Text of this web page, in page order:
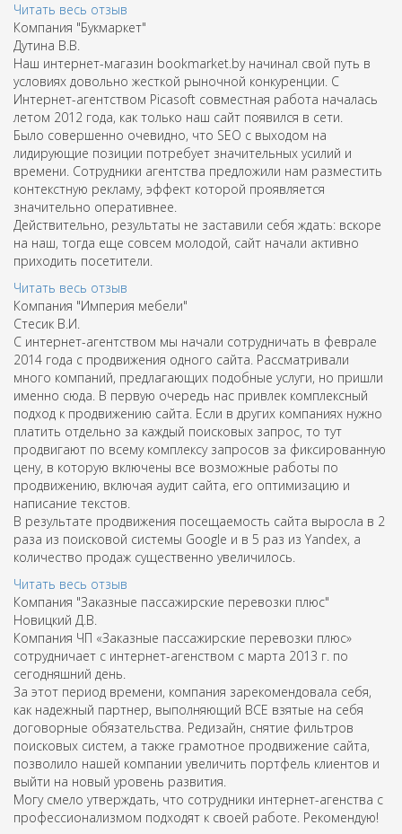
Читать весь отзыв
Компания "Букмаркет"
Дутина В.В.
Наш интернет-магазин bookmarket.by начинал свой путь в
условиях довольно жесткой рыночной конкуренции. С
Интернет-агентством Picasoft совместная работа началась
летом 2012 года, как только наш сайт появился в сети.
Было совершенно очевидно, что SEO с выходом на
лидирующие позиции потребует значительных усилий и
времени. Сотрудники агентства предложили нам разместить
контекстную рекламу, эффект которой проявляется
значительно оперативнее.
Действительно, результаты не заставили себя ждать: вскоре
на наш, тогда еще совсем молодой, сайт начали активно
приходить посетители.
Читать весь отзыв
Компания "Империя мебели"
Стесик В.И.
С интернет-агентством мы начали сотрудничать в феврале
2014 года с продвижения одного сайта. Рассматривали
много компаний, предлагающих подобные услуги, но пришли
именно сюда. В первую очередь нас привлек комплексный
подход к продвижению сайта. Если в других компаниях нужно
платить отдельно за каждый поисковых запрос, то тут
продвигают по всему комплексу запросов за фиксированную
цену, в которую включены все возможные работы по
продвижению, включая аудит сайта, его оптимизацию и
написание текстов.
В результате продвижения посещаемость сайта выросла в 2
раза из поисковой системы Google и в 5 раз из Yandex, а
количество продаж существенно увеличилось.
Читать весь отзыв
Компания "Заказные пассажирские перевозки плюс"
Новицкий Д.В.
Компания ЧП «Заказные пассажирские перевозки плюс»
сотрудничает с интернет-агенством с марта 2013 г. по
сегодняшний день.
За этот период времени, компания зарекомендовала себя,
как надежный партнер, выполняющий ВСЕ взятые на себя
договорные обязательства. Редизайн, снятие фильтров
поисковых систем, а также грамотное продвижение сайта,
позволило нашей компании увеличить портфель клиентов и
выйти на новый уровень развития.
Могу смело утверждать, что сотрудники интернет-агенства с
профессионализмом подходят к своей работе. Рекомендую!